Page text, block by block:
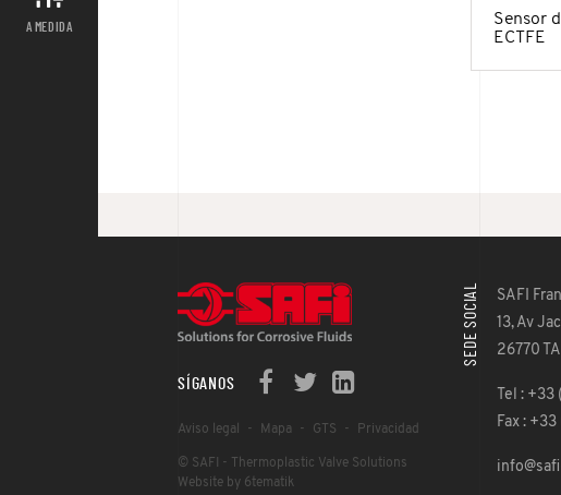
A MEDIDA
Sensor
ECTFE
SÍGANOS
Aviso legal Mapa GTS Privacidad
© SAFI - Thermoplastic Valve Solutions
Website by 6tematik
SEDE SOCIAL
SAFI
13, Av
26770
Tel :
Fax :